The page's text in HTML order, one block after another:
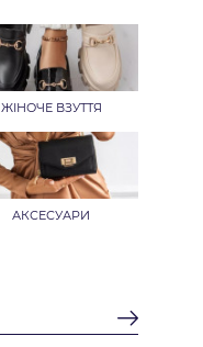
ЖІНОЧЕ ВЗУТТЯ
АКСЕСУАРИ